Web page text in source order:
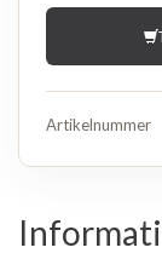
Artikelnummer